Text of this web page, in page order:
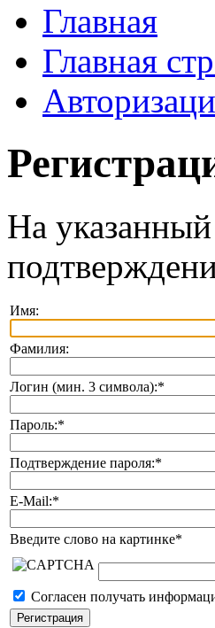
Главная
Главная
На
Имя:
Фамилия:
Логин (мин. 3 символа):*
Пароль:*
Подтверждение пароля:*
E-Mail:*
Введите слово на картинке*
Согласен получать